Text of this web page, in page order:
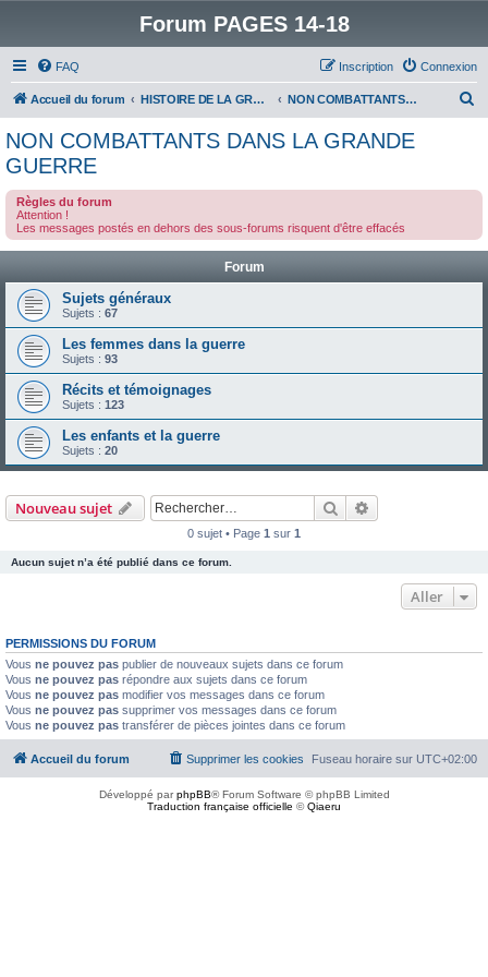
Forum PAGES 14-18
FAQ Connexion
Inscription
Accueil du forum HISTOIRE DE LA GRANDE GUERRE NON COMBATTANTS DANS LA GRANDE GUERRE
c
h
NON COMBATTANTS DANS LA GRANDE
GUERRE
Règles du forum
Attention !
Les messages postés en dehors des sous-forums risquent d'être effacés
Forum
Sujets généraux
Sujets : 67
Les femmes dans la guerre
Sujets : 93
Récits et témoignages
Sujets : 123
Les enfants et la guerre
Sujets : 20
Nouveau sujet Rechercher
0 sujet • Page 1 sur 1
Aucun sujet n’a été publié dans ce forum.
Aller
PERMISSIONS DU FORUM
Vous ne pouvez pas publier de nouveaux sujets dans ce forum
Vous ne pouvez pas répondre aux sujets dans ce forum
Vous ne pouvez pas modifier vos messages dans ce forum
Vous ne pouvez pas supprimer vos messages dans ce forum
Vous ne pouvez pas transférer de pièces jointes dans ce forum
Accueil du forum Fuseau horaire sur UTC+02:00
Supprimer les cookies
Développé parphpBB® Forum Software © phpBB Limited
Traduction française officielle ©Qiaeru